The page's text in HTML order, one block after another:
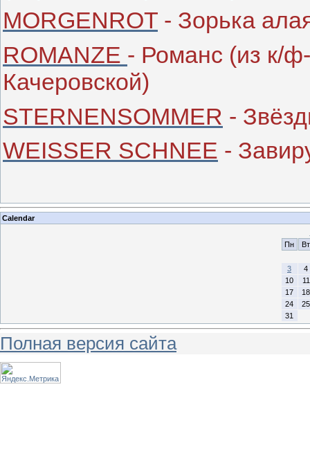
MORGENROT - Зорька
ROMANZE - Романс (из к/
Качеровской)
STERNENSOMMER -
WEISSER SCHNEE -
Calendar
Пн
Вт
3
4
10
11
17
18
24
25
31
Полная версия сайта